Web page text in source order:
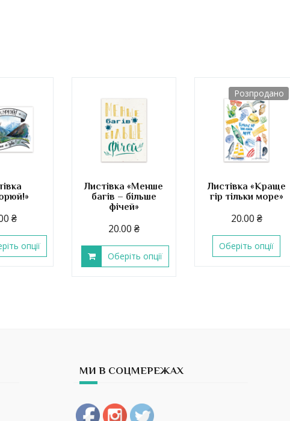
₴
опції
Листівка «Менше
багів – більше
фічей»
20.00 ₴
Оберіть опції
Розпродано
Листівка «Краще
гір тільки море»
20.00 ₴
Оберіть опції
МИ В СОЦМЕРЕЖАХ